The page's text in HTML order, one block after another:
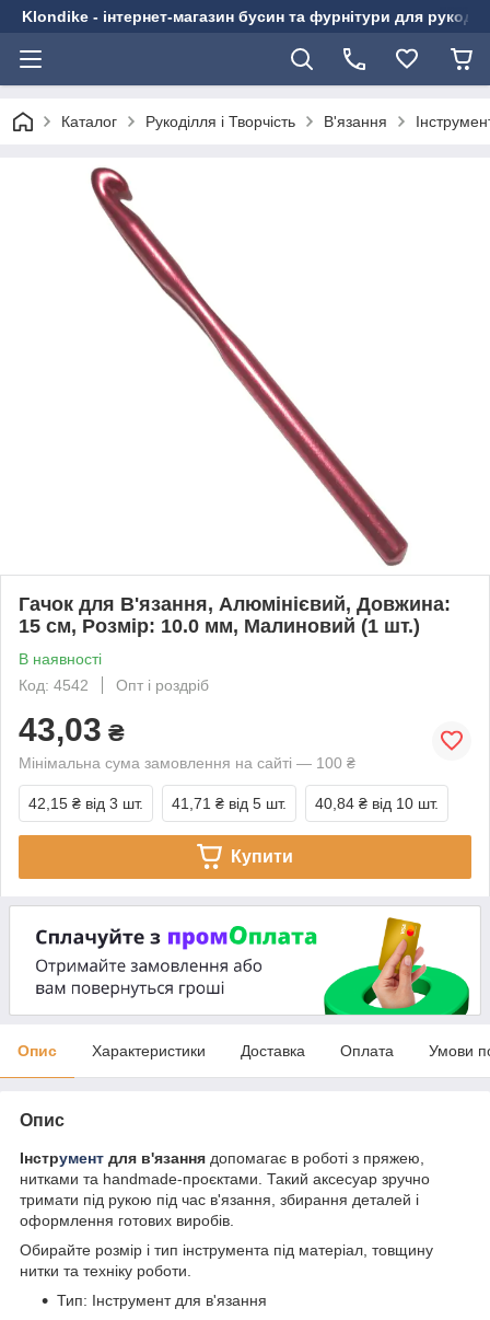
Klondike - інтернет-магазин бусин та фурнітури для
Каталог Рукоділля і Творчість В'язання
Гачок для В'язання, Алюмінієвий, Довжина:
15 см, Розмір: 10.0 мм, Малиновий (1 шт.)
В наявності
Код: 4542
Опт і роздріб
43,03 ₴
Мінімальна сума замовлення на сайті — 100 ₴
42,15 ₴ від 3 шт. 41,71 ₴ від 5 шт. 40,84 ₴ від 10 шт.
Купити
Опис Характеристики Доставка Оплата Умови
Опис
Інструмент для в'язання допомагає в роботі з пряжею,
нитками та handmade-проєктами. Такий аксесуар зручно
тримати під рукою під час в'язання, збирання деталей і
оформлення готових виробів.
Обирайте розмір і тип інструмента під матеріал, товщину
нитки та техніку роботи.
Тип: Інструмент для в'язання